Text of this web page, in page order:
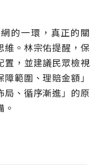
的一環，真正的關
。 林宗佑提醒，保
置，並建議民眾檢視
範圍、理賠金額」
局、循序漸進」的原